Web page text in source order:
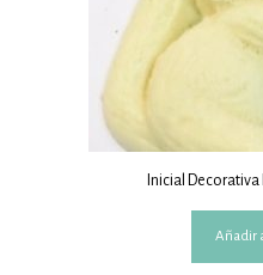
Inicial Decorativa
Añadir